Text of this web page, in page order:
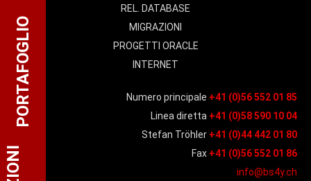
REL. DATABASE
MIGRAZIONI
PROGETTI ORACLE
INTERNET
Numero principale +41 (0)56 552 01 85
Linea diretta +41 (0)58 590 10 04
Stefan Tröhler +41 (0)44 442 01 80
Fax +41 (0)56 552 01 86
info@bs4y.ch
PORTAFOGLIO